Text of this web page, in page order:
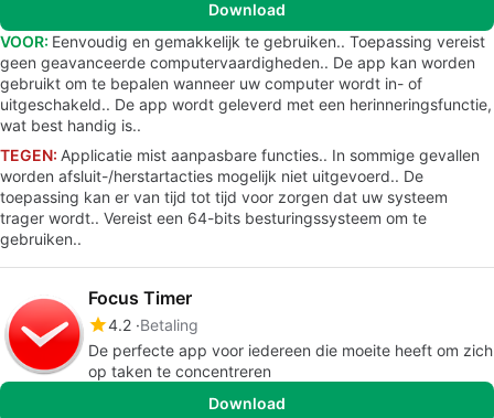
Download
VOOR: Eenvoudig en gemakkelijk te gebruiken.. Toepassing vereist
geen geavanceerde computervaardigheden.. De app kan worden
gebruikt om te bepalen wanneer uw computer wordt in- of
uitgeschakeld.. De app wordt geleverd met een herinneringsfunctie,
wat best handig is..
TEGEN: Applicatie mist aanpasbare functies.. In sommige gevallen
worden afsluit-/herstartacties mogelijk niet uitgevoerd.. De
toepassing kan er van tijd tot tijd voor zorgen dat uw systeem
trager wordt.. Vereist een 64-bits besturingssysteem om te
gebruiken..
Focus Timer
4.2 Betaling
De perfecte app voor iedereen die moeite heeft om zich
op taken te concentreren
Download